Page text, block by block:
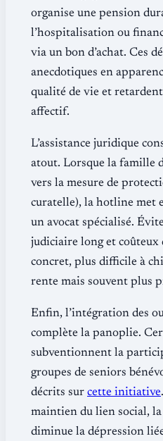
organise une pension
l’hospitalisation ou
via un bon d’achat. Ces
anecdotiques en
qualité de vie et
affectif.
L’assistance juridique
atout. Lorsque la famille
vers la mesure de
curatelle), la hotline met
un avocat spécialisé.
judiciaire long et coûteux
concret, plus difficile à
rente mais souvent plus
Enfin, l’intégration des
complète la panoplie.
subventionnent la
groupes de seniors
décrits sur cette initiative
maintien du lien social,
diminue la dépression